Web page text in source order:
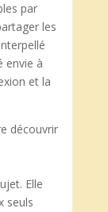
par
les
envie à
et la
découvrir
Elle
seuls